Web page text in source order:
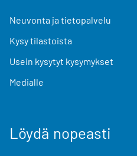
Neuvonta ja tietopalvelu
Kysy tilastoista
Usein kysytyt kysymykset
Medialle
Löydä nopeasti